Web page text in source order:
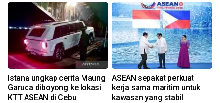
Istana ungkap cerita Maung
Garuda diboyong ke lokasi
KTT ASEAN di Cebu
ASEAN sepakat perkuat
kerja sama maritim untuk
kawasan yang stabil